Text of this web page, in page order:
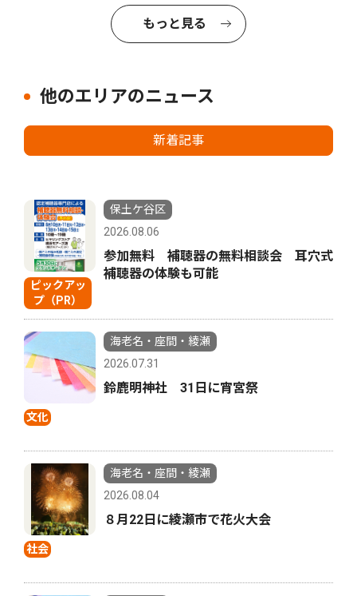
もっと見る
他のエリアのニュース
新着記事
ピックアッ
プ（PR）
保土ケ谷区
2026.08.06
参加無料 補聴器の無料相談会 耳穴式
補聴器の体験も可能
文化
海老名・座間・綾瀬
2026.07.31
鈴鹿明神社 31日に宵宮祭
社会
海老名・座間・綾瀬
2026.08.04
８月22日に綾瀬市で花火大会